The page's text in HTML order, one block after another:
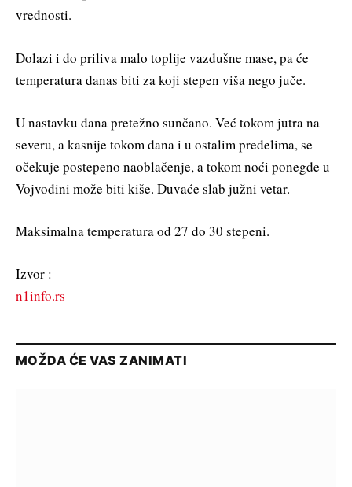
vrednosti.
Dolazi i do priliva malo toplije vazdušne mase, pa će
temperatura danas biti za koji stepen viša nego juče.
U nastavku dana pretežno sunčano. Već tokom jutra na
severu, a kasnije tokom dana i u ostalim predelima, se
očekuje postepeno naoblačenje, a tokom noći ponegde u
Vojvodini može biti kiše. Duvaće slab južni vetar.
Maksimalna temperatura od 27 do 30 stepeni.
Izvor :
n1info.rs
MOŽDA ĆE VAS ZANIMATI